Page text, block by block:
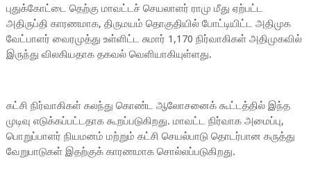
புதுக்கோட்டை தெற்கு மாவட்டச் செயலாளர் ராமு மீது ஏற்பட்ட
அதிருப்தி காரணமாக, திருமயம் தொகுதியில் போட்டியிட்ட அதிமுக
வேட்பாளர் வைரமுத்து உள்ளிட்ட சுமார் 1,170 நிர்வாகிகள் அதிமுகவில்
இருந்து விலகியதாக தகவல் வெளியாகியுள்ளது.
கட்சி நிர்வாகிகள் கலந்து கொண்ட ஆலோசனைக் கூட்டத்தில் இந்த
முடிவு எடுக்கப்பட்டதாக கூறப்படுகிறது. மாவட்ட நிர்வாக அமைப்பு,
பொறுப்பாளர் நியமனம் மற்றும் கட்சி செயல்பாடு தொடர்பான கருத்து
வேறுபாடுகள் இதற்குக் காரணமாக சொல்லப்படுகிறது.